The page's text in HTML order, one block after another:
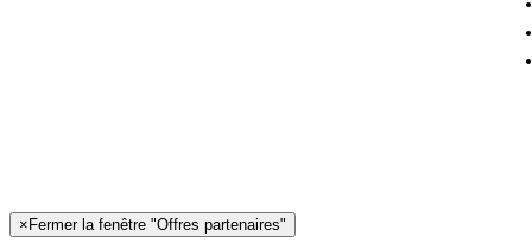
× Fermer la fenêtre "Offres partenaires"